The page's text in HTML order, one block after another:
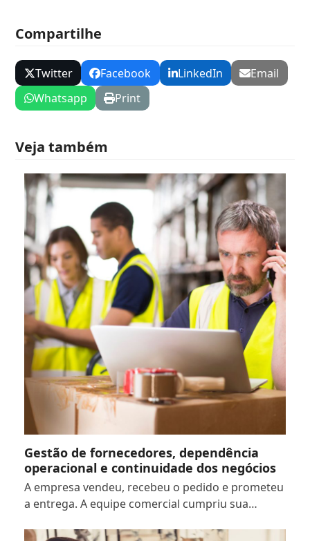
Compartilhe
Twitter Facebook LinkedIn
Email
Whatsapp
Print
Veja também
Gestão de fornecedores, dependência
operacional e continuidade dos negócios
A empresa vendeu, recebeu o pedido e prometeu
a entrega. A equipe comercial cumpriu sua…